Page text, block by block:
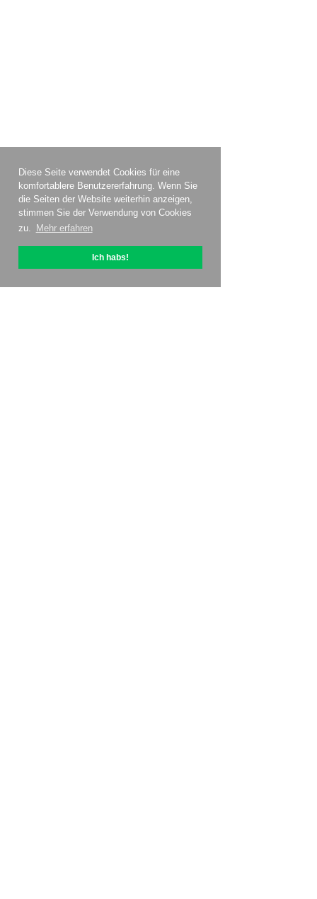
Diese Seite verwendet Cookies für eine
komfortablere Benutzererfahrung. Wenn Sie
die Seiten der Website weiterhin anzeigen,
stimmen Sie der Verwendung von Cookies
zu.
Mehr erfahren
Ich habs!